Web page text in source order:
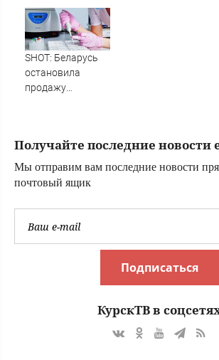
ребенка
SHOT: Беларусь
остановила
продажу
Получайте последние новости
Мы отправим вам последние новости
почтовый ящик
Подписаться
КурскТВ в